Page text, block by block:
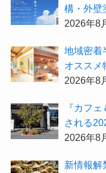
構・外壁
探すなら
2026年8
地域密着
オススメ
無料『”
2026年8
『カフ
される
紹介！
2026年8
新情報解